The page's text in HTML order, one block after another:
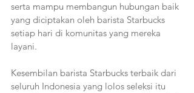
serta mampu membangun hubungan baik
yang diciptakan oleh barista Starbucks
setiap hari di komunitas yang mereka
layani.
Kesembilan barista Starbucks terbaik dari
seluruh Indonesia yang lolos seleksi itu